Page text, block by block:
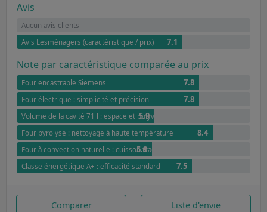
Avis
Aucun avis clients
Avis Lesménagers (caractéristique / prix)
7.1
Note par caractéristique comparée au prix
Four encastrable Siemens 7.8
Four électrique : simplicité et précision 7.8
Volume de la cavité 71 l : espace et polyvalence
5.9
Four pyrolyse : nettoyage à haute température 8.4
Four à convection naturelle : cuisson traditionnelle et douce
5.8
Classe énergétique A+ : efficacité standard 7.5
Comparer Liste d'envie